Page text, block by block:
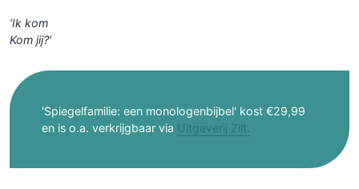
‘Ik kom
Kom jij?’
'Spiegelfamilie: een monologenbijbel' kost €29,99
en is o.a. verkrijgbaar via Uitgeverij Zilt.